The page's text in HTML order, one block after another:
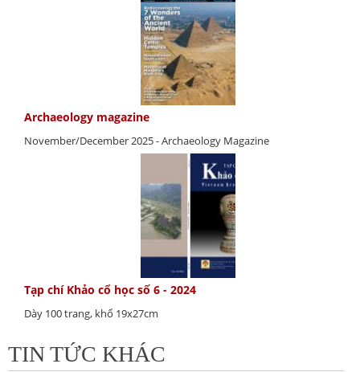
Archaeology magazine
November/December 2025 - Archaeology Magazine
Tạp chí Khảo cổ học số 6 - 2024
Dày 100 trang, khổ 19x27cm
TIN TỨC KHÁC